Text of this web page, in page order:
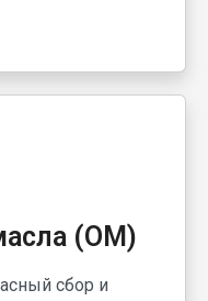
(ОМ)
сбор и